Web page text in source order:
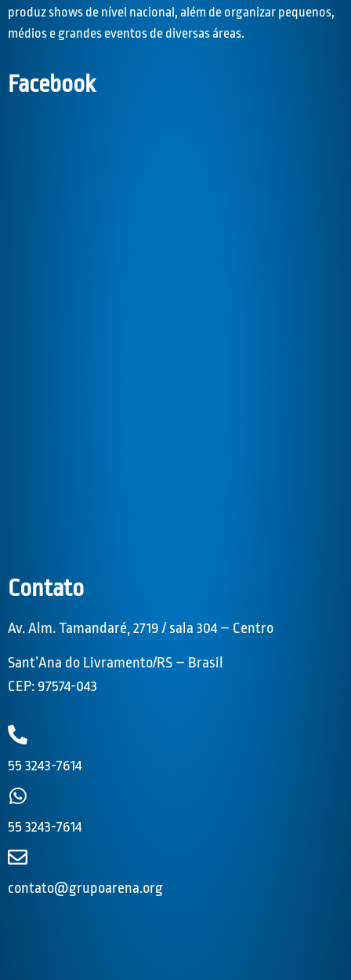
produz shows de nível nacional, além de organizar pequenos,
médios e grandes eventos de diversas áreas.
Facebook
Contato
Av. Alm. Tamandaré, 2719 / sala 304 – Centro
Sant’Ana do Livramento/RS – Brasil
CEP: 97574-043
55 3243-7614
55 3243-7614
contato@grupoarena.org